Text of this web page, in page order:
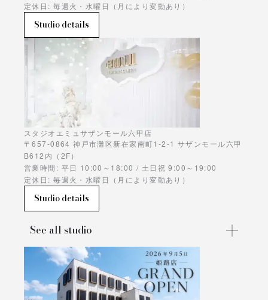
定休日: 毎週火・水曜日（月により変動あり）
Studio details
スタジオエミュサザンモール六甲店
〒657-0864 神戸市灘区新在家南町1-2-1 サザンモール六甲
B612内（2F）
営業時間: 平日 10:00～18:00 / 土日祝 9:00～19:00
定休日: 毎週火・水曜日（月により変動あり）
Studio details
See all studio